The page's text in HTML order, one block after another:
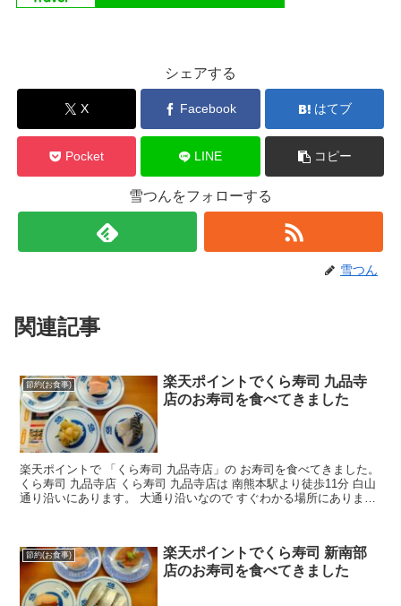
シェアする
X Facebook はてブ
Pocket LINE コピー
雪つんをフォローする
雪つん
関連記事
節約(お食事)
楽天ポイントでくら寿司 九品寺
店のお寿司を食べてきました
楽天ポイントで 「くら寿司 九品寺店」の お寿司を食べてきました。
くら寿司 九品寺店 くら寿司 九品寺店は 南熊本駅より徒歩11分 白山
通り沿いにあります。 大通り沿いなので すぐわかる場所にありま
節約(お食事)
楽天ポイントでくら寿司 新南部
店のお寿司を食べてきました